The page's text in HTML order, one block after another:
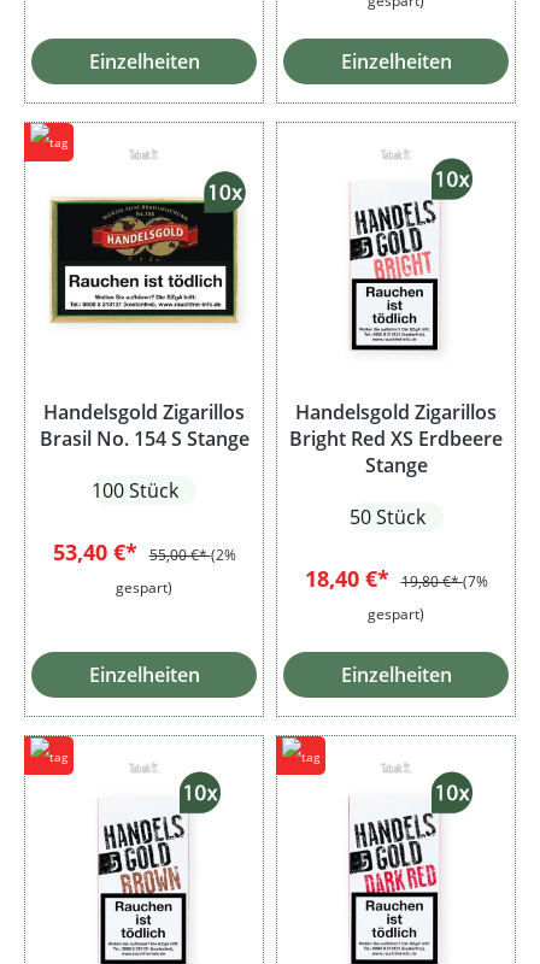
Einzelheiten Einzelheiten
Handelsgold Zigarillos
Brasil No. 154 S Stange
100 Stück
53,40 €* 55,00 €*(2%
gespart)
Einzelheiten
Handelsgold Zigarillos
Bright Red XS Erdbeere
Stange
50 Stück
18,40 €* 19,80 €*(7%
gespart)
Einzelheiten